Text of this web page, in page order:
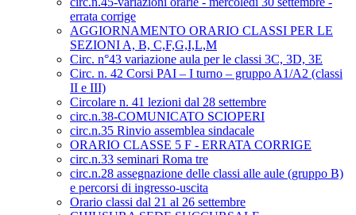
errata corrige
AGGIORNAMENTO ORARIO CLASSI PER LE
SEZIONI A, B, C,F,G,I,L,M
Circ. n°43 variazione aula per le classi 3C, 3D, 3E
Circ. n. 42 Corsi PAI – I turno – gruppo A1/A2 (classi
II e III)
Circolare n. 41 lezioni dal 28 settembre
circ.n.38-COMUNICATO SCIOPERI
circ.n.35 Rinvio assemblea sindacale
ORARIO CLASSE 5 F - ERRATA CORRIGE
circ.n.33 seminari Roma tre
circ.n.28 assegnazione delle classi alle aule (gruppo B)
e percorsi di ingresso-uscita
Orario classi dal 21 al 26 settembre